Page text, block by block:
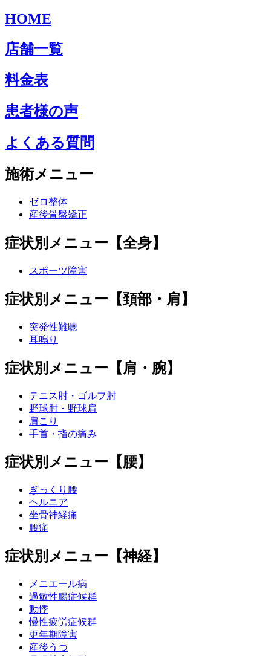
HOME
店舗一覧
料金表
患者様の声
よくある質問
施術メニュー
ゼロ整体
産後骨盤矯正
症状別メニュー【全身】
スポーツ障害
症状別メニュー【頚部・肩】
突発性難聴
耳鳴り
症状別メニュー【肩・腕】
テニス肘・ゴルフ肘
野球肘・野球肩
肩こり
手首・指の痛み
症状別メニュー【腰】
ぎっくり腰
ヘルニア
坐骨神経痛
腰痛
症状別メニュー【神経】
メニエール病
過敏性腸症候群
動悸
慢性疲労症候群
更年期障害
産後うつ